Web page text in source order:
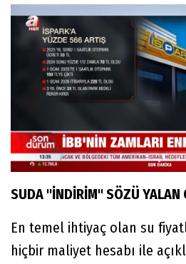
SUDA "İNDİRİM" SÖZÜ
En temel ihtiyaç olan su
hiçbir maliyet hesabı ile